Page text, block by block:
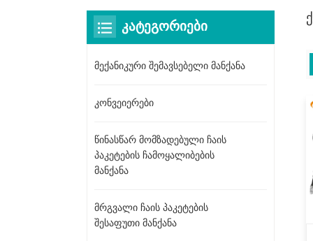
ᲙᲐᲢᲔᲒᲝᲠᲘᲔᲑᲘ
მექანიკური შემავსებელი მანქანა
კონვეიერები
წინასწარ მომზადებული ჩაის
პაკეტების ჩამოყალიბების
მანქანა
მრგვალი ჩაის პაკეტების
შესაფუთი მანქანა